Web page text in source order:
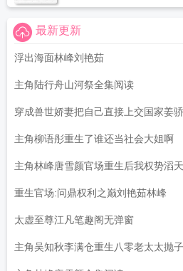
最新更新
浮出海面林峰刘艳茹
主角陆行舟山河祭全集阅读
穿成兽世娇妻把自己直接上交国家姜
主角柳语彤重生了谁还当社会大姐啊
主角林峰唐雪颜官场重生后我权势滔天
重生官场:问鼎权利之巅刘艳茹林峰
太虚至尊江凡笔趣阁无弹窗
主角吴知秋李满仓重生八零老太太抛